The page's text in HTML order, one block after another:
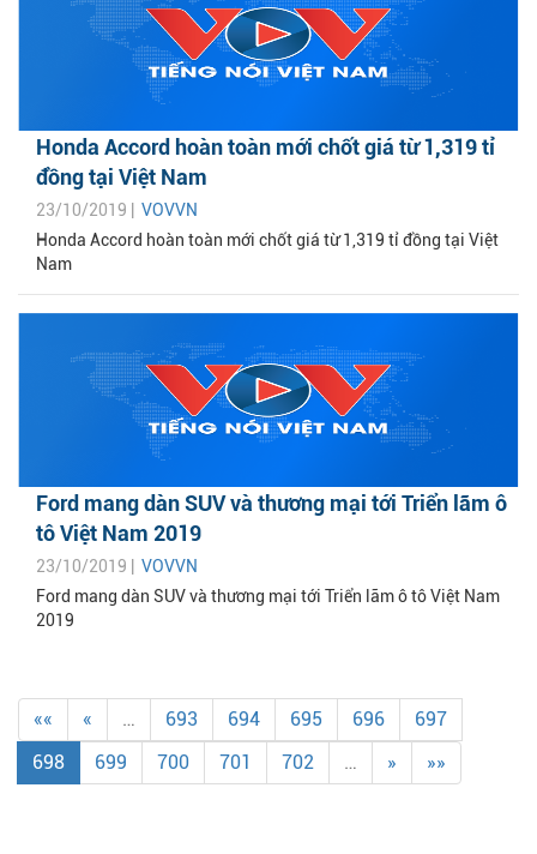
Honda Accord hoàn toàn mới chốt giá từ 1,319 tỉ
đồng tại Việt Nam
23/10/2019 | VOVVN
Honda Accord hoàn toàn mới chốt giá từ 1,319 tỉ đồng tại Việt
Nam
Ford mang dàn SUV và thương mại tới Triển lãm ô
tô Việt Nam 2019
23/10/2019 | VOVVN
Ford mang dàn SUV và thương mại tới Triển lãm ô tô Việt Nam
2019
«« « … 693 694 695 696
697
698
699 700 701 702 … » »»